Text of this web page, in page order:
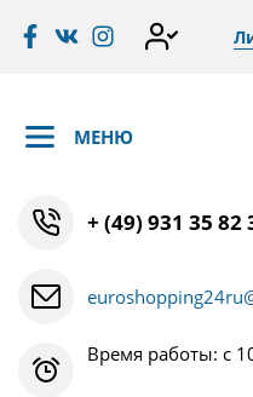
МЕНЮ
+ (49) 931 35 82
Время работы: с